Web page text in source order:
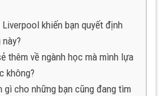
khiến bạn quyết định
thêm về ngành học mà mình lựa
không?
gì cho những bạn cũng đang tìm